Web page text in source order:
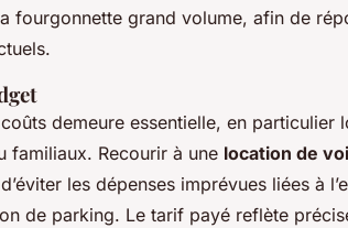
fourgonnette grand volume, afin de
demeure essentielle, en particulier
familiaux. Recourir à une location de
les dépenses imprévues liées à
de parking. Le tarif payé reflète